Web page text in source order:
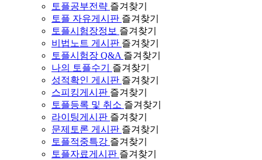
토플공부전략 즐겨찾기
토플 자유게시판 즐겨찾기
토플시험장정보 즐겨찾기
비법노트 게시판 즐겨찾기
토플시험장 Q&A 즐겨찾기
나의 토플수기
즐겨찾기
성적확인 게시판 즐겨찾기
스피킹게시판 즐겨찾기
토플등록 및 취소 즐겨찾기
라이팅게시판 즐겨찾기
문제토론 게시판 즐겨찾기
토플적중특강 즐겨찾기
토플자료게시판 즐겨찾기